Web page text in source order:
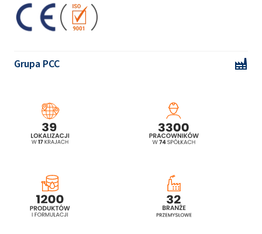
Grupa PCC
Ekoprodur® 2232W System poliuretanowy
Ekoprodur® 3050W2 System poliuretanowy
Ekoprodur® 4540W System poliuretanowy